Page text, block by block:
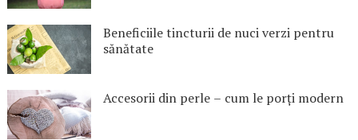
Beneficiile tincturii de nuci verzi pentru
sănătate
Accesorii din perle – cum le porți modern